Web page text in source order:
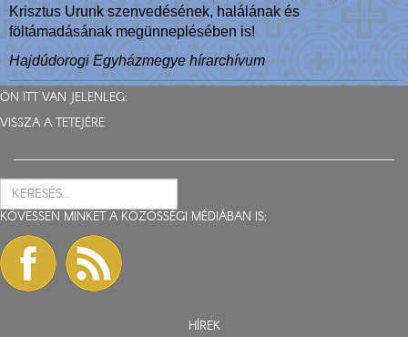
Krisztus Urunk szenvedésének, halálának és
föltámadásának megünneplésében is!
Hajdúdorogi Egyházmegye hírarchívum
ÖN ITT VAN JELENLEG:
VISSZA A TETEJÉRE
KÖVESSEN MINKET A KÖZÖSSÉGI MÉDIÁBAN IS:
HÍREK